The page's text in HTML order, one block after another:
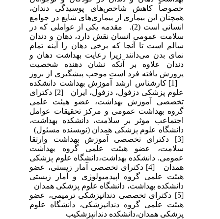
خصوصاً کاهش شاخص‌های پوسیدگی دندان،
همچنان این بیماری از بیماری‌های شایع در جوامع
انسانی است (2). مقدمه یکی از عواملی که در
سلامت عمومی انسان نقش دارد، دهان و دندان
سالم است تا آنجا که برخی دهان را آینه تمام
نمای بدن می‌دانند زیرا رعایت بهداشت دهان و
دندان علاوه بر آنکه نشان دهنده شخصیت
پرورش یافته فرد است موجب پیشگیری از بروز
[1] کارشناس ارشد آموزش بهداشت دانشکده
علوم پزشکی دزفول، دزفول، ایران [2] دکترای
تخصصی آموزش بهداشت، عضو هیئت علمی
گروه بهداشت عمومی و مرکز تحقیقات عوامل
اجتماعب موثر بر سلامت، دانشکده بهداشت،
دانشگاه علوم پزشکی همدان (نویسنده مسئول)
[3] دکترای تخصصی آموزش بهداشت وارتقا
سلامت، عضو هیئت علمی گروه بهداشت
عمومی. دانشکده بهداشت،دانشگاه علوم پزشکی
همدان [4] دکترای تخصصی آمار زیستی، عضو
هیئت علمی گروه اپیدمیولوژی و آمار زیستی
دانشکده بهداشت، دانشگاه علوم پزشکی همدان
[5] دکترای تخصصی دندانپزشکی ترمیمی، عضو
هیئت علمی گروه دندانپزشکی، دانشگاه علوم
پزشکی همدان،دانشکده دندانپزشکیب